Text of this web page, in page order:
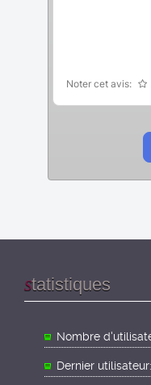
Noter cet avis:
Statistiques
Nombre
Dernier utilisateur: